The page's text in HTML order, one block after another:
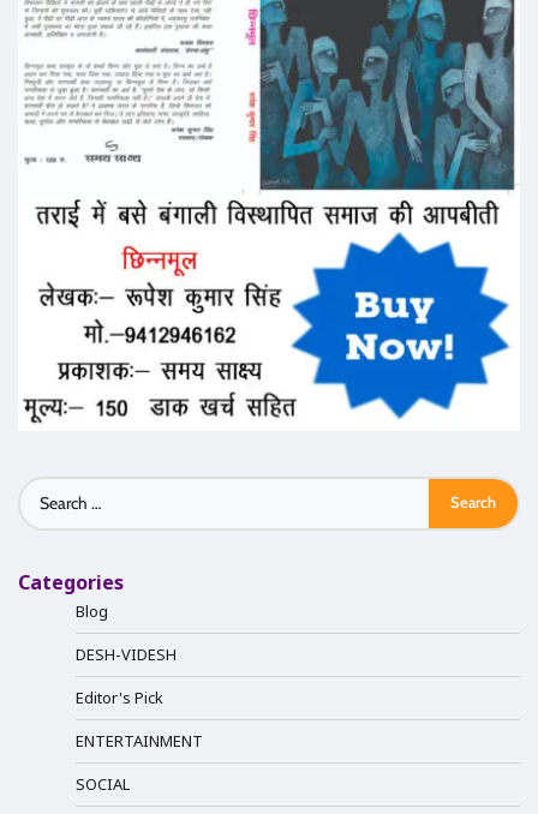
Search
for:
Categories
Blog
DESH-VIDESH
Editor's Pick
ENTERTAINMENT
SOCIAL